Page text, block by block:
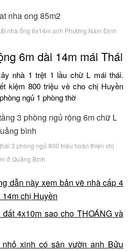
nhà ống 6x14m anh Phương Nam Định
6m dài 14m mái Thái
nhà 1 trệt 1 lầu chữ L mái thái.
kiệm 800 triệu vẽ cho chị Huyền
ngủ 1 phòng thờ
3 phòng ngủ 800 triệu hoàn thiện chị
ở Quảng Bình
dẫn này xem bản vẽ nhà cấp 4
chị Huyền
4x10m sao cho THOÁNG và
nhỏ xinh có sân vườn anh Bửu